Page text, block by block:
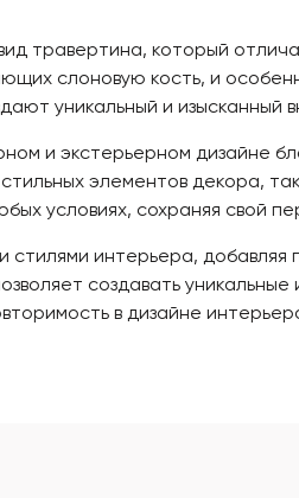
травертина, который
слоновую кость, и
уникальный и изысканный
и экстерьерном дизайне
элементов декора,
условиях, сохраняя свой
стилями интерьера,
создавать
в дизайне